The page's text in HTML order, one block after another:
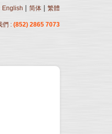
English 简体 繁體
們 : (852) 2865 7073